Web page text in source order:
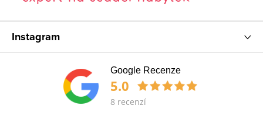
Instagram
Google Recenze
5.0
8 recenzí